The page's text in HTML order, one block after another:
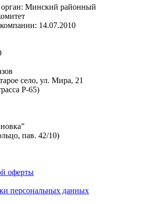
Минский районный
14.07.2010
село, ул. Мира, 21
P-65)
пав. 42/10)
оферты
персональных данных